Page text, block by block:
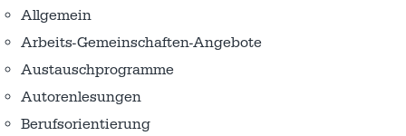
Allgemein
Arbeits-Gemeinschaften-Angebote
Austausch­programme
Autorenlesungen
Berufsorientierung